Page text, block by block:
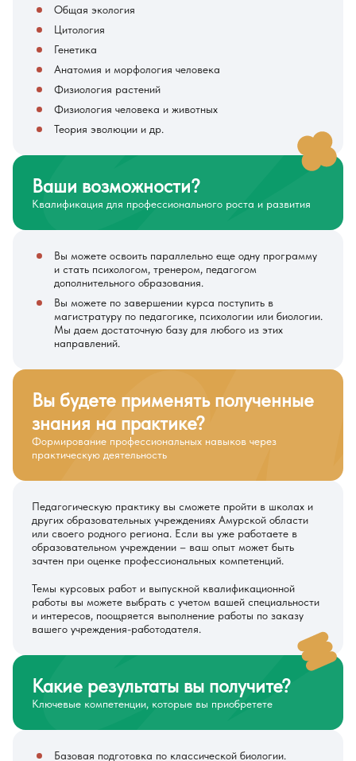
Общая экология
Цитология
Генетика
Анатомия и морфология человека
Физиология растений
Физиология человека и животных
Теория эволюции и др.
Вы можете освоить параллельно еще одну программу
и стать психологом, тренером, педагогом
дополнительного образования.
Вы можете по завершении курса поступить в
магистратуру по педагогике, психологии или биологии.
Мы даем достаточную базу для любого из этих
направлений.
Ваши возможности?
Квалификация для профессионального роста и развития
Вы будете применять полученные
знания на практике?
Формирование профессиональных навыков через
практическую деятельность
Педагогическую практику вы сможете пройти в школах и
других образовательных учреждениях Амурской области
или своего родного региона. Если вы уже работаете в
образовательном учреждении – ваш опыт может быть
зачтен при оценке профессиональных компетенций.
Темы курсовых работ и выпускной квалификационной
работы вы можете выбрать с учетом вашей специальности
и интересов, поощряется выполнение работы по заказу
вашего учреждения-работодателя.
Базовая подготовка по классической биологии.
Какие результаты вы получите?
Ключевые компетенции, которые вы приобретете